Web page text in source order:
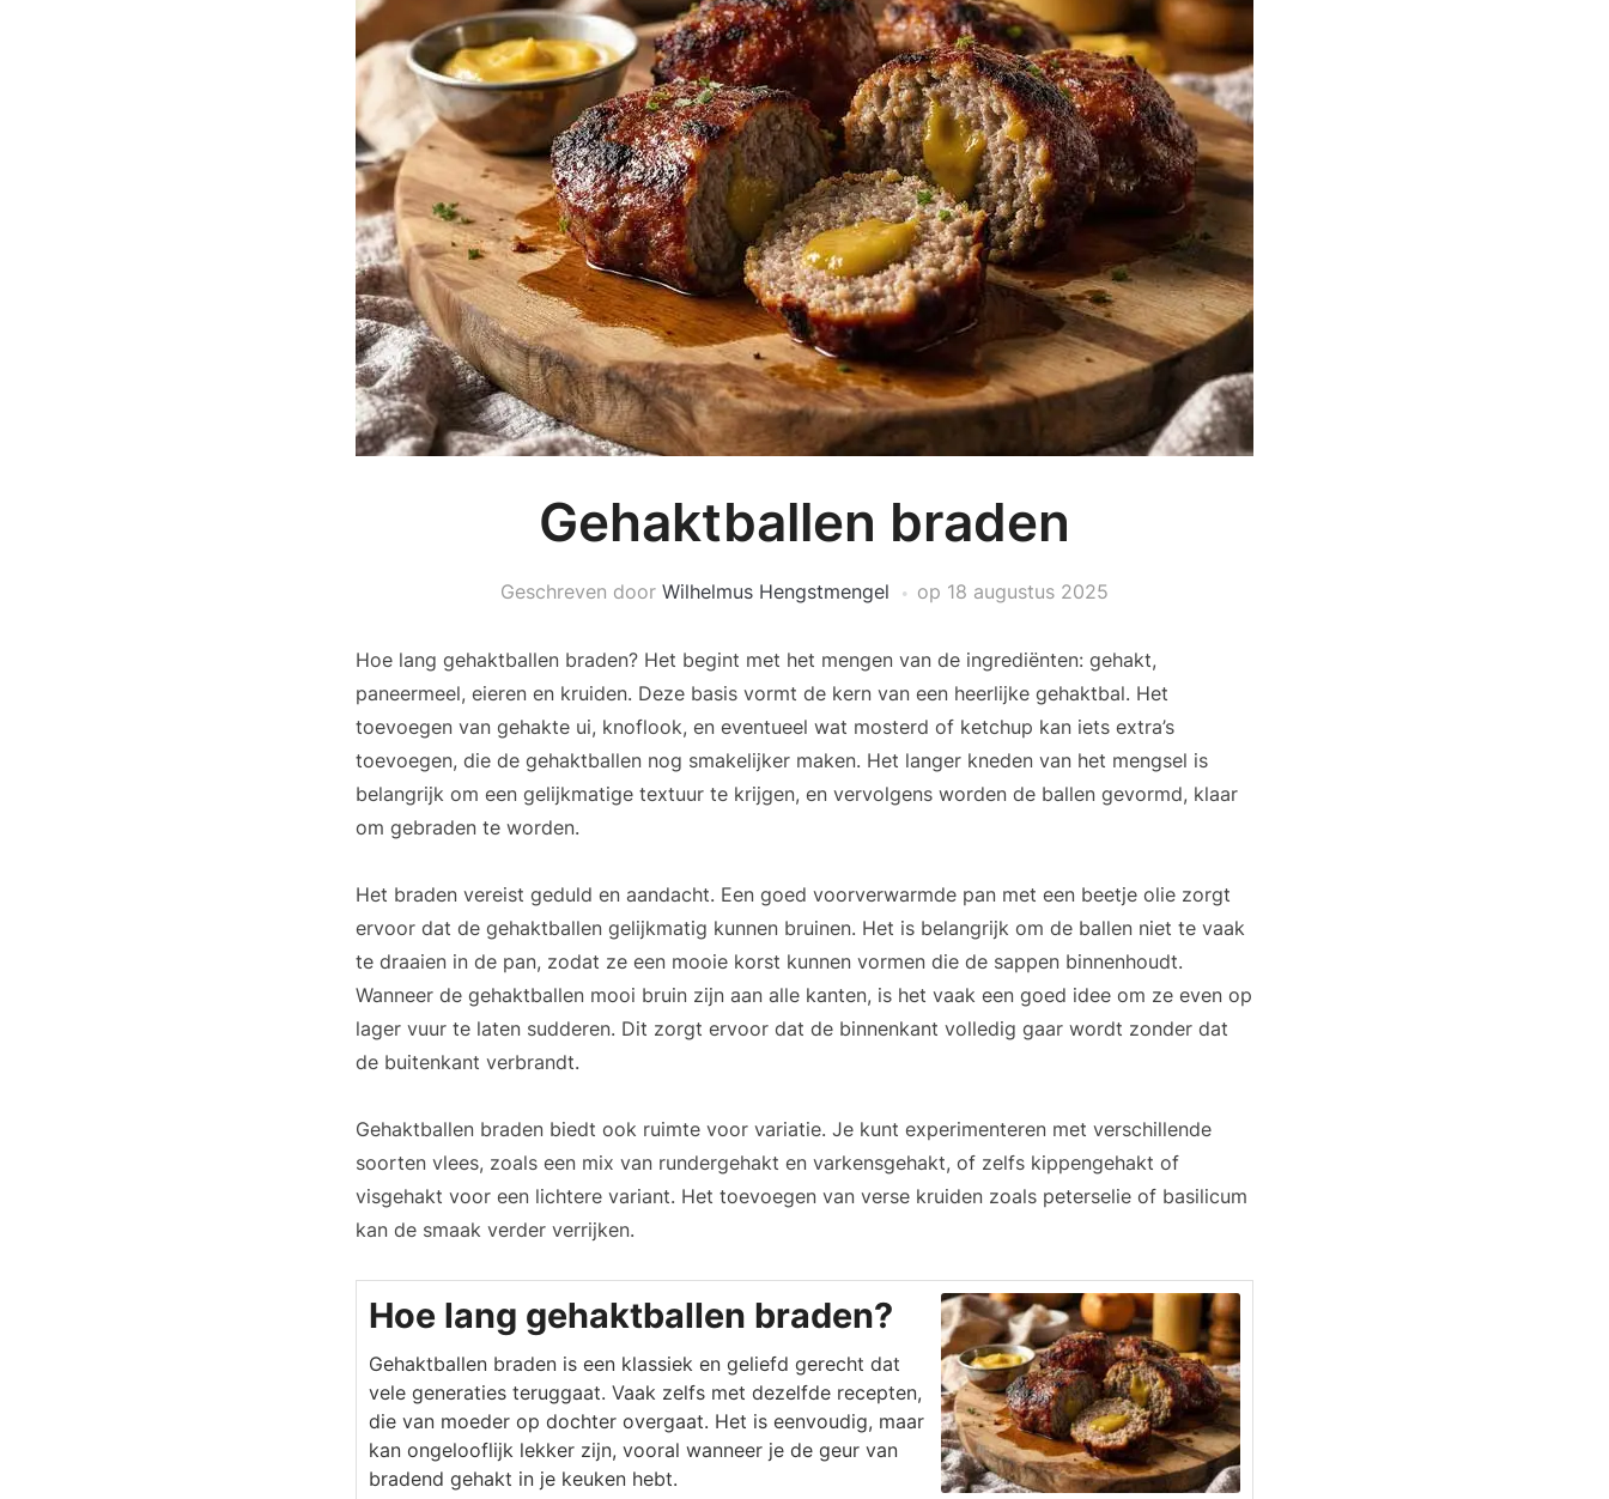
Gehaktballen braden
Geschreven door Wilhelmus Hengstmengel op 18 augustus 2025
Hoe lang gehaktballen braden? Het begint met het mengen van de ingrediënten: gehakt,
paneermeel, eieren en kruiden. Deze basis vormt de kern van een heerlijke gehaktbal. Het
toevoegen van gehakte ui, knoflook, en eventueel wat mosterd of ketchup kan iets extra’s
toevoegen, die de gehaktballen nog smakelijker maken. Het langer kneden van het mengsel is
belangrijk om een gelijkmatige textuur te krijgen, en vervolgens worden de ballen gevormd, klaar
om gebraden te worden.
Het braden vereist geduld en aandacht. Een goed voorverwarmde pan met een beetje olie zorgt
ervoor dat de gehaktballen gelijkmatig kunnen bruinen. Het is belangrijk om de ballen niet te vaak
te draaien in de pan, zodat ze een mooie korst kunnen vormen die de sappen binnenhoudt.
Wanneer de gehaktballen mooi bruin zijn aan alle kanten, is het vaak een goed idee om ze even op
lager vuur te laten sudderen. Dit zorgt ervoor dat de binnenkant volledig gaar wordt zonder dat
de buitenkant verbrandt.
Gehaktballen braden biedt ook ruimte voor variatie. Je kunt experimenteren met verschillende
soorten vlees, zoals een mix van rundergehakt en varkensgehakt, of zelfs kippengehakt of
visgehakt voor een lichtere variant. Het toevoegen van verse kruiden zoals peterselie of basilicum
kan de smaak verder verrijken.
Hoe lang gehaktballen braden?
Gehaktballen braden is een klassiek en geliefd gerecht dat
vele generaties teruggaat. Vaak zelfs met dezelfde recepten,
die van moeder op dochter overgaat. Het is eenvoudig, maar
kan ongelooflijk lekker zijn, vooral wanneer je de geur van
bradend gehakt in je keuken hebt.